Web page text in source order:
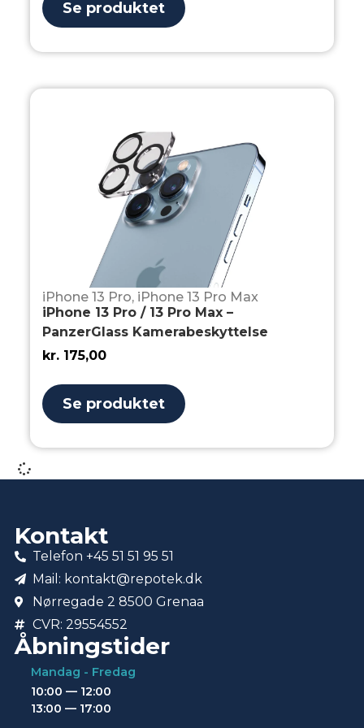
Se produktet
iPhone 13 Pro, iPhone 13 Pro Max
iPhone 13 Pro / 13 Pro Max –
PanzerGlass Kamerabeskyttelse
kr. 175,00
Se produktet
Kontakt
Telefon +45 51 51 95 51
Mail: kontakt@repotek.dk
Nørregade 2 8500 Grenaa
CVR: 29554552
Åbningstider
Mandag - Fredag
10:00 — 12:00
13:00 — 17:00